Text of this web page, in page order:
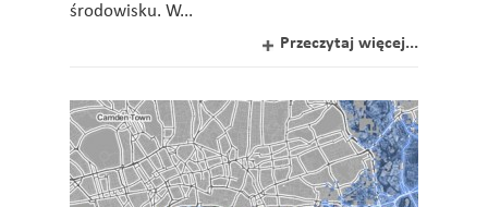
środowisku. W...
Przeczytaj więcej...